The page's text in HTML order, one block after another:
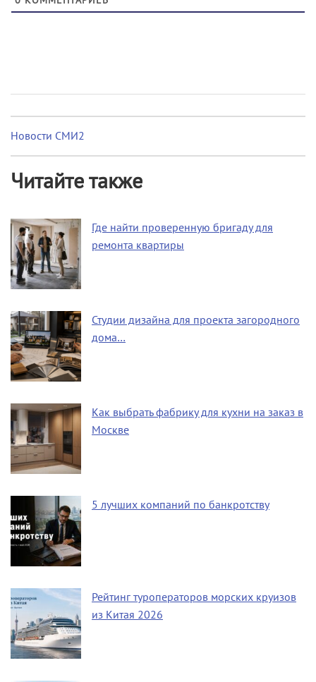
Новости СМИ2
Читайте также
Где найти проверенную бригаду для
ремонта квартиры
Студии дизайна для проекта загородного
дома…
Как выбрать фабрику для кухни на заказ в
Москве
5 лучших компаний по банкротству
Рейтинг туроператоров морских круизов
из Китая 2026